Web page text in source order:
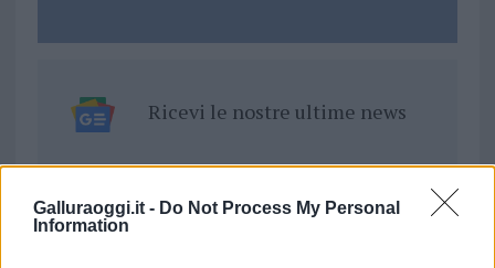
Galluraoggi.it - Do Not Process My Personal
Information
Ricevi le nostre ultime news
daGoogle News